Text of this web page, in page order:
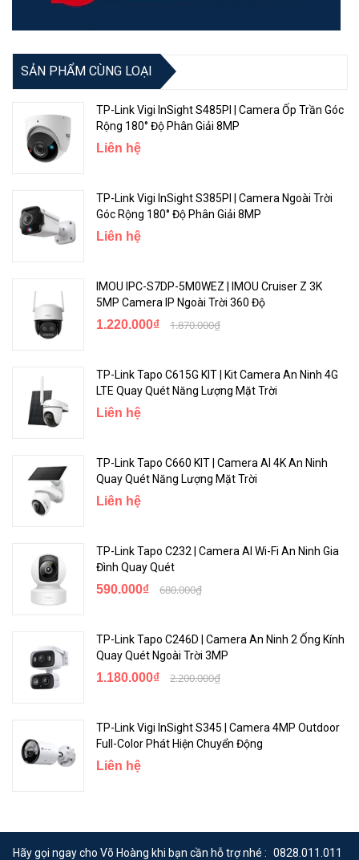
TP-Link VIGI C230I Mini
được trang bị vô số công nghệ giúp nâng
cao vấn đề xử lý trong nhiều trường hợp không hoàn hảo, bao gồm:
IR thông minh, WDR, 3D DNR và Tầm Nhìn Đêm.
Tích Hợp Đàm Thoại Hai Chiều
Camera VIGI C230I Mini
minh, thông báo cho bạn ngay lập tức và phản hồi tự động bằng
Quản Lý và Lưu Trữ Linh Hoạt
SẢN PHẨM CÙNG LOẠI
TP-Link Vigi InSight S485PI | Camera Ốp Trần Góc
Rộng 180° Độ Phân Giải 8MP
Liên hệ
TP-Link Vigi InSight S385PI | Camera Ngoài Trời
Góc Rộng 180° Độ Phân Giải 8MP
Liên hệ
IMOU IPC-S7DP-5M0WEZ | IMOU Cruiser Z 3K
5MP Camera IP Ngoài Trời 360 Độ
1.220.000₫ 1.870.000₫
TP-Link Tapo C615G KIT | Kit Camera An Ninh 4G
LTE Quay Quét Năng Lượng Mặt Trời
Liên hệ
TP-Link Tapo C660 KIT | Camera AI 4K An Ninh
Quay Quét Năng Lượng Mặt Trời
Liên hệ
TP-Link Tapo C232 | Camera AI Wi-Fi An Ninh Gia
Đình Quay Quét
590.000₫ 680.000₫
TP-Link Tapo C246D | Camera An Ninh 2 Ống Kính
Quay Quét Ngoài Trời 3MP
1.180.000₫ 2.200.000₫
TP-Link Vigi InSight S345 | Camera 4MP Outdoor
Full-Color Phát Hiện Chuyển Động
Liên hệ
Hãy gọi ngay cho Võ Hoàng khi bạn cần hỗ trợ nhé : 0828.011.011